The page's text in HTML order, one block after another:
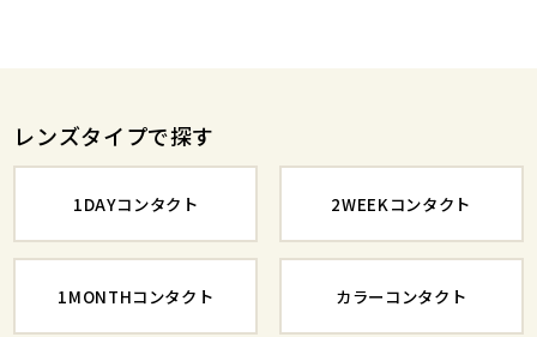
レンズタイプで探す
1DAYコンタクト 2WEEKコンタクト
1MONTHコンタクト カラーコンタクト